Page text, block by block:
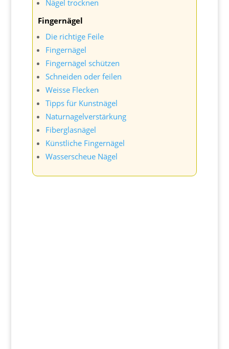
Nägel trocknen
Fingernägel
Die richtige Feile
Fingernägel
Fingernägel schützen
Schneiden oder feilen
Weisse Flecken
Tipps für Kunstnägel
Naturnagelverstärkung
Fiberglasnägel
Künstliche Fingernägel
Wasserscheue Nägel